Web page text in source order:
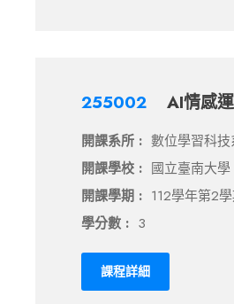
255002 AI情感
開課系所 : 數位學習科技
開課學校 : 國立臺南大學
開課學期 : 112學年第2
學分數 : 3
課程詳細